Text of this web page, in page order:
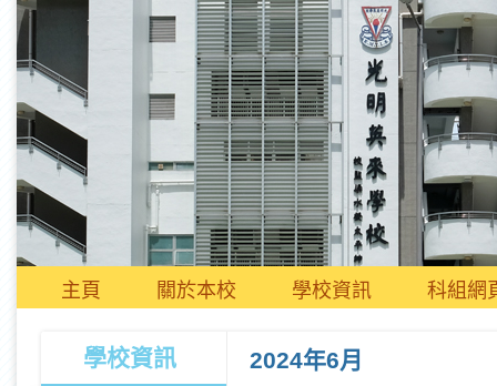
主頁 關於本校 學校資訊 科組網
學校資訊 2024年6月